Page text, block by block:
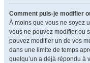
Comment puis-je modifier
À moins que vous ne soyez
vous ne pouvez modifier ou
pouvez modifier un de vos
dans une limite de temps
quelqu’un a déjà répondu à